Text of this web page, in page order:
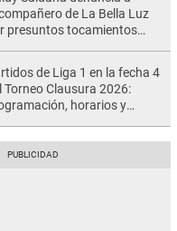
de La Bella Luz
presuntos tocamientos
de Liga 1 en la fecha 4
Torneo Clausura 2026:
horarios y